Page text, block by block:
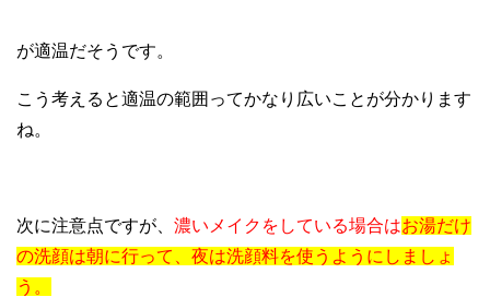
が適温だそうです。
こう考えると適温の範囲ってかなり広いことが分かります
ね。
次に注意点ですが、 濃いメイクをしている場合はお湯だけ
の洗顔は朝に行って、夜は洗顔料を使うようにしましょ
う。